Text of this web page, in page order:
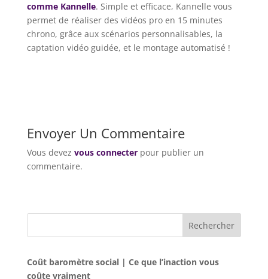
comme Kannelle. Simple et efficace, Kannelle vous
permet de réaliser des vidéos pro en 15 minutes
chrono, grâce aux scénarios personnalisables, la
captation vidéo guidée, et le montage automatisé !
Envoyer Un Commentaire
Vous devez vous connecterpour publier un
commentaire.
Rechercher
Coût baromètre social | Ce que l’inaction vous
coûte vraiment